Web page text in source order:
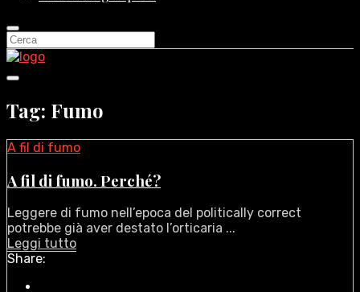
Tag: Fumo
A fil di fumo
A fil di fumo. Perché?
Leggere di fumo nell’epoca del politically correct
potrebbe già aver destato l’orticaria ...
Leggi tutto
Share: